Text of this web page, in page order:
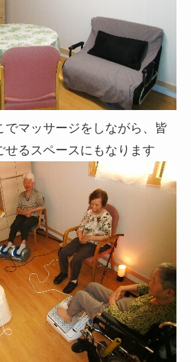
でマッサージをしながら、皆
せるスペースにもなります